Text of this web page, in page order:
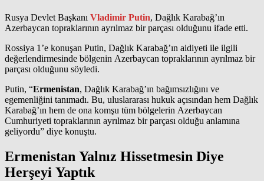
Rusya Devlet Başkanı Vladimir Putin, Dağlık Karabağ’ın
Azerbaycan topraklarının ayrılmaz bir parçası olduğunu ifade etti.
Rossiya 1’e konuşan Putin, Dağlık Karabağ’ın aidiyeti ile ilgili
değerlendirmesinde bölgenin Azerbaycan topraklarının ayrılmaz bir
parçası olduğunu söyledi.
Putin, “Ermenistan, Dağlık Karabağ’ın bağımsızlığını ve
egemenliğini tanımadı. Bu, uluslararası hukuk açısından hem Dağlık
Karabağ’ın hem de ona komşu tüm bölgelerin Azerbaycan
Cumhuriyeti topraklarının ayrılmaz bir parçası olduğu anlamına
geliyordu” diye konuştu.
Ermenistan Yalnız Hissetmesin Diye
Herşeyi Yaptık